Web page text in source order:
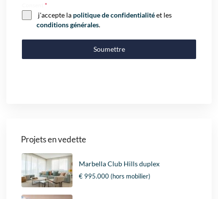
Consent*
j'accepte la politique de confidentialitéet les
conditions générales.
Soumettre
Projets en vedette
Marbella Club Hills duplex
€ 995.000(hors mobilier)